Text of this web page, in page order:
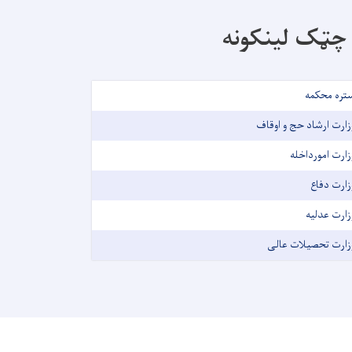
چټک لینکونه
محکمه
ارشاد حج و اوقاف
امورداخله
دفاع
عدلیه
تحصیلات عالی